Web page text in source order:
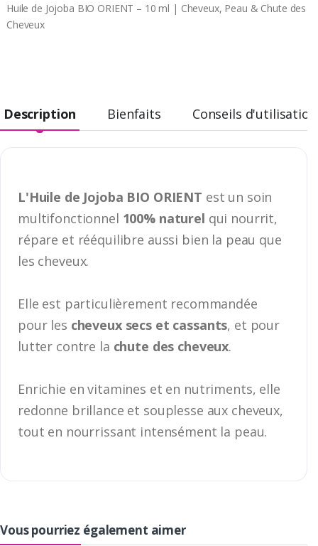
Huile de Jojoba BIO ORIENT – 10 ml | Cheveux, Peau & Chute des
Cheveux
Description Bienfaits Conseils d'utilisation
L'Huile de Jojoba BIO ORIENT est un soin
multifonctionnel 100% naturel qui nourrit,
répare et rééquilibre aussi bien la peau que
les cheveux.
Elle est particulièrement recommandée
pour les cheveux secs et cassants, et pour
lutter contre la chute des cheveux.
Enrichie en vitamines et en nutriments, elle
redonne brillance et souplesse aux cheveux,
tout en nourrissant intensément la peau.
Vous pourriez également aimer